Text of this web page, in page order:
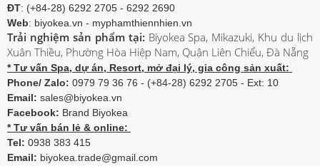
ĐT: (+84-28) 6292 2705 - 6292 2690
Web: biyokea.vn - myphamthiennhien.vn
Trải nghiệm sản phẩm tại: Biyokea Spa, Mikazuki, Khu du lịch
Xuân Thiều, Phường Hòa Hiệp Nam, Quận Liên Chiểu, Đà Nẵng
* Tư vấn Spa, dự án, Resort, mở đại lý, gia công sản xuất:
Phone/ Zalo: 0979 79 36 76 - (+84-28) 6292 2705 - Ext: 10
Email: sales@biyokea.vn
Facebook: Brand Biyokea
* Tư vấn bán lẻ & online:
Tel: 0938 383 415
Email: biyokea.trade@gmail.com